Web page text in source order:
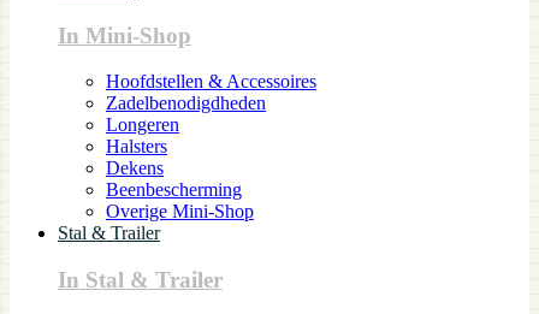
In Mini-Shop
Hoofdstellen & Accessoires
Zadelbenodigdheden
Longeren
Halsters
Dekens
Beenbescherming
Overige Mini-Shop
Stal & Trailer
In Stal & Trailer